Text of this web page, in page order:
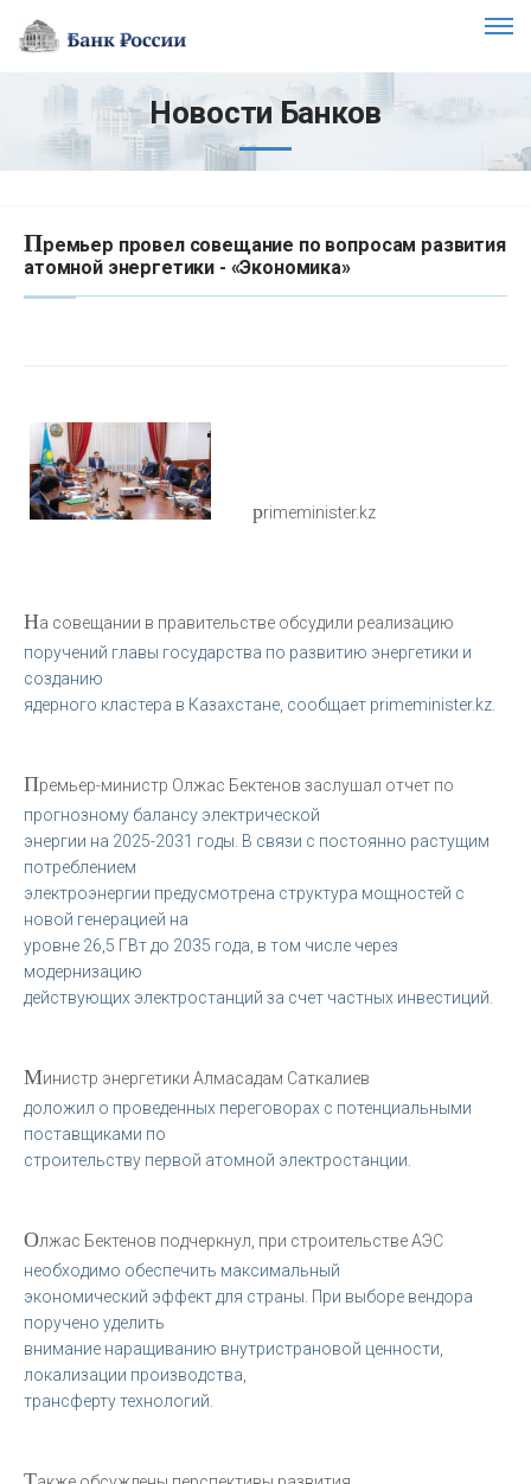
Новости Банков
Премьер провел совещание по вопросам развития
атомной энергетики - «Экономика»
primeminister.kz
На совещании в правительстве обсудили реализацию
поручений главы государства по развитию энергетики и
созданию
ядерного кластера в Казахстане, сообщает primeminister.kz.
Премьер-министр Олжас Бектенов заслушал отчет по
прогнозному балансу электрической
энергии на 2025-2031 годы. В связи с постоянно растущим
потреблением
электроэнергии предусмотрена структура мощностей с
новой генерацией на
уровне 26,5 ГВт до 2035 года, в том числе через
модернизацию
действующих электростанций за счет частных инвестиций.
Министр энергетики Алмасадам Саткалиев
доложил о проведенных переговорах с потенциальными
поставщиками по
строительству первой атомной электростанции.
Олжас Бектенов подчеркнул, при строительстве АЭС
необходимо обеспечить максимальный
экономический эффект для страны. При выборе вендора
поручено уделить
внимание наращиванию внутристрановой ценности,
локализации производства,
трансферту технологий.